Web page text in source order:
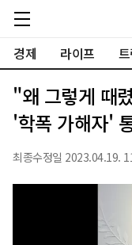
경제 라이프
"왜 그렇게 때
'학폭 가해자'
최종수정일 2023.04.19.